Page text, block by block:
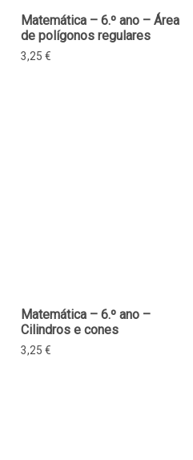
Matemática – 6.º ano – Área
de polígonos regulares
3,25 €
Matemática – 6.º ano –
Cilindros e cones
3,25 €